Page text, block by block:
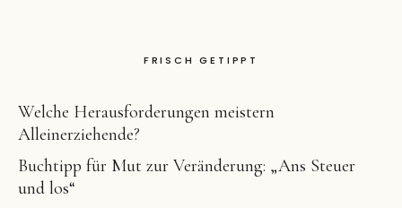
FRISCH GETIPPT
Welche Herausforderungen meistern
Alleinerziehende?
Buchtipp für Mut zur Veränderung: „Ans Steuer
und los“